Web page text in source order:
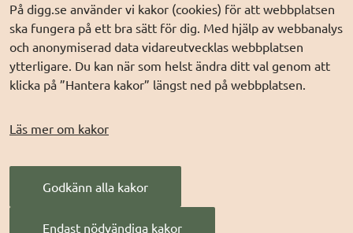
På digg.se använder vi kakor (cookies) för att webbplatsen
ska fungera på ett bra sätt för dig. Med hjälp av webbanalys
och anonymiserad data vidareutvecklas webbplatsen
ytterligare. Du kan när som helst ändra ditt val genom att
klicka på ”Hantera kakor” längst ned på webbplatsen.
Läs mer om kakor
Godkänn alla kakor
Endast nödvändiga kakor
DIGG på
Prenumerera på nyheter
DIGG på
LinkedIn
DIGG på
PressMachine
DIGG på
Digg play
Elegitimation.se
Min myndighetspost
Sveriges dataportal
Sweden Connect
förvaltning